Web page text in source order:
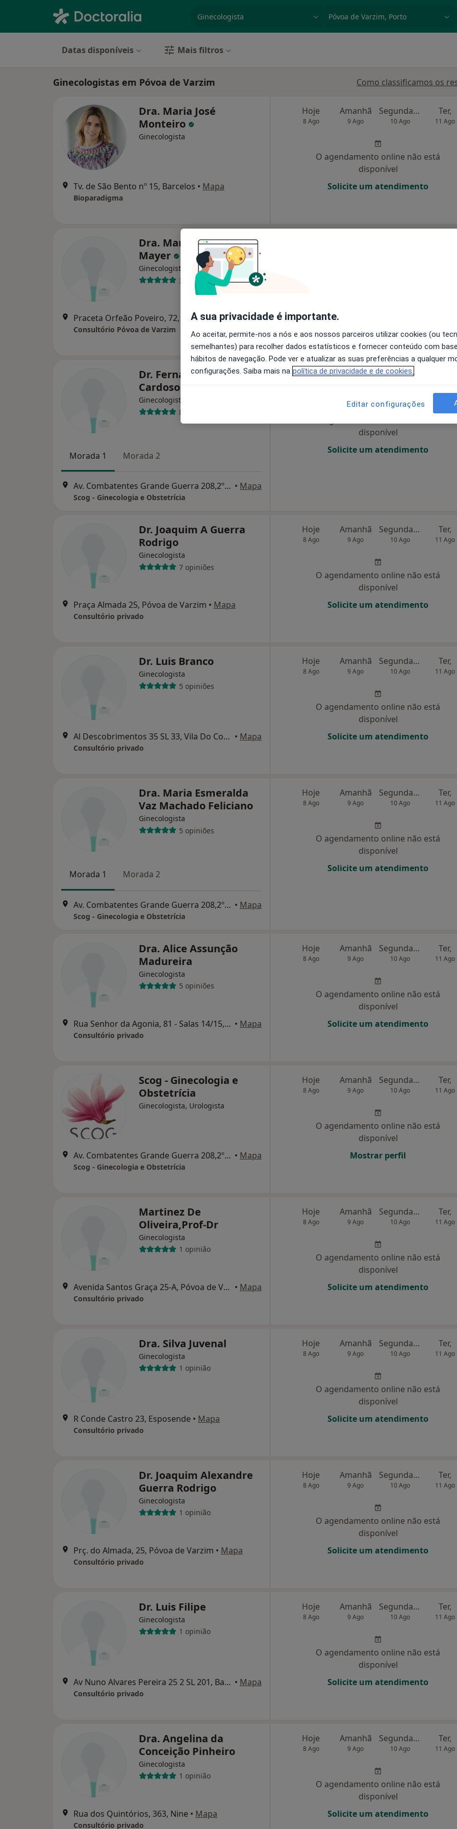
p. ex. Lisboa
Datas disponíveis Mais filtros
Ginecologistas em Póvoa de Varzim Como classificamos os
Dra. Maria José
Monteiro
Ginecologista
Tv. de São Bento nº 15, Barcelos • Mapa
Bioparadigma
Hoje
8 Ago
Amanhã
9 Ago
Segunda-feira
10 Ago
Ter,
11 Ago
O agendamento online não está
disponível
Solicite um atendimento
Dra. Maria Teresa
Mayer
Ginecologista
3 opiniões
Praceta Orfeão Poveiro, 72, Póvoa de Varzim •Mapa
Consultório Póvoa de Varzim
Solicite um atendimento
Dr. Fernando António
Cardoso Ricardo
Ginecologista
8 opiniões
Morada 1 Morada 2
Av. Combatentes Grande Guerra 208,2º, Barcelos • Mapa
Scog - Ginecologia e Obstetrícia
Hoje Amanhã Segunda-feira
disponível
Solicite um atendimento
Dr. Joaquim A Guerra
Rodrigo
Ginecologista
7 opiniões
Praça Almada 25, Póvoa de Varzim • Mapa
Consultório privado
Hoje
8 Ago
Amanhã
9 Ago
Segunda-feira
10 Ago
Ter,
11 Ago
O agendamento online não está
disponível
Solicite um atendimento
Dr. Luis Branco
Ginecologista
5 opiniões
Al Descobrimentos 35 SL 33, Vila Do Conde • Mapa
Consultório privado
Hoje
8 Ago
Amanhã
9 Ago
Segunda-feira
10 Ago
Ter,
11 Ago
O agendamento online não está
disponível
Solicite um atendimento
Dra. Maria Esmeralda
Vaz Machado Feliciano
Ginecologista
5 opiniões
Morada 1 Morada 2
Av. Combatentes Grande Guerra 208,2º, Barcelos • Mapa
Scog - Ginecologia e Obstetrícia
Hoje
8 Ago
Amanhã
9 Ago
Segunda-feira
10 Ago
Ter,
11 Ago
O agendamento online não está
disponível
Solicite um atendimento
Dra. Alice Assunção
Madureira
Ginecologista
5 opiniões
Rua Senhor da Agonia, 81 - Salas 14/15, V. N. de Famalicão • Mapa
Consultório privado
Hoje
8 Ago
Amanhã
9 Ago
Segunda-feira
10 Ago
Ter,
11 Ago
O agendamento online não está
disponível
Solicite um atendimento
Scog - Ginecologia e
Obstetrícia
Ginecologista, Urologista
Av. Combatentes Grande Guerra 208,2º, Barcelos • Mapa
Scog - Ginecologia e Obstetrícia
Hoje
8 Ago
Amanhã
9 Ago
Segunda-feira
10 Ago
Ter,
11 Ago
O agendamento online não está
disponível
Mostrar perfil
Martinez De
Oliveira,Prof-Dr
Ginecologista
1 opinião
Avenida Santos Graça 25-A, Póvoa de Varzim • Mapa
Consultório privado
Hoje
8 Ago
Amanhã
9 Ago
Segunda-feira
10 Ago
Ter,
11 Ago
O agendamento online não está
disponível
Solicite um atendimento
Dra. Silva Juvenal
Ginecologista
1 opinião
R Conde Castro 23, Esposende • Mapa
Consultório privado
Hoje
8 Ago
Amanhã
9 Ago
Segunda-feira
10 Ago
Ter,
11 Ago
O agendamento online não está
disponível
Solicite um atendimento
Dr. Joaquim Alexandre
Guerra Rodrigo
Ginecologista
1 opinião
Prç. do Almada, 25, Póvoa de Varzim • Mapa
Consultório privado
Hoje
8 Ago
Amanhã
9 Ago
Segunda-feira
10 Ago
Ter,
11 Ago
O agendamento online não está
disponível
Solicite um atendimento
Dr. Luis Filipe
Ginecologista
1 opinião
Av Nuno Alvares Pereira 25 2 SL 201, Barcelos • Mapa
Consultório privado
Hoje
8 Ago
Amanhã
9 Ago
Segunda-feira
10 Ago
Ter,
11 Ago
O agendamento online não está
disponível
Solicite um atendimento
Dra. Angelina da
Conceição Pinheiro
Ginecologista
1 opinião
Rua dos Quintórios, 363, Nine • Mapa
Consultório privado
Hoje
8 Ago
Amanhã
9 Ago
Segunda-feira
10 Ago
Ter,
11 Ago
O agendamento online não está
disponível
Solicite um atendimento
A sua privacidade é importante.
Ao aceitar, permite-nos a nós e aos nossos parceiros utilizar cookies (ou
semelhantes) para recolher dados estatísticos e fornecer conteúdo com
hábitos de navegação. Pode ver e atualizar as suas preferências a qualquer
configurações. Saiba mais na política de privacidade e de cookies.
Editar configurações